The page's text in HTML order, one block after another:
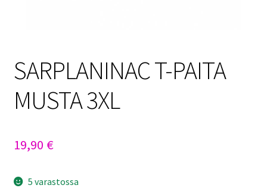
SARPLANINAC T-PAITA
MUSTA 3XL
19,90 €
5 varastossa